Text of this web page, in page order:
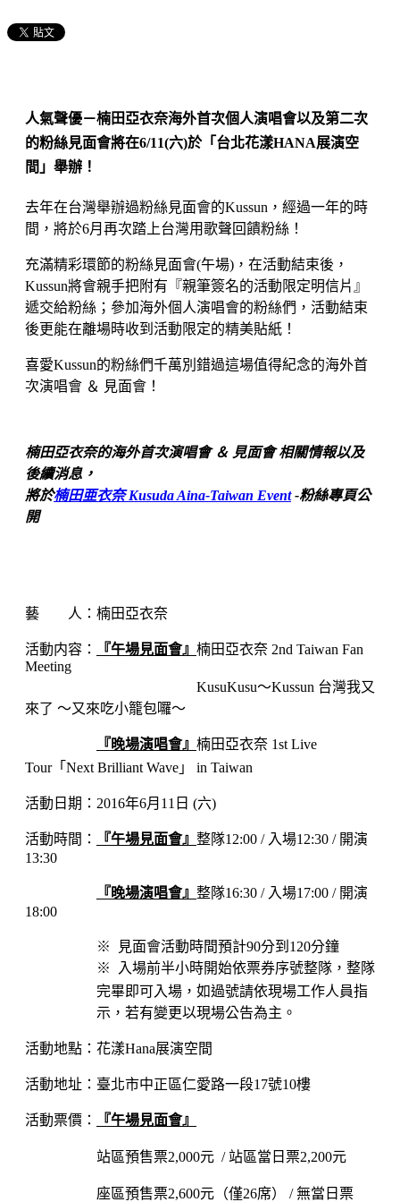
人氣聲優－楠田亞衣奈海外首次個人演唱會以及第二次
的粉絲見面會將在6/11(六)於「台北花漾HANA展演空
間」舉辦！
去年在台灣舉辦過粉絲見面會的Kussun，經過一年的時
間，將於6月再次踏上台灣用歌聲回饋粉絲！
充滿精彩環節的粉絲見面會(午場)，在活動結束後，
Kussun將會親手把附有『親筆簽名的活動限定明信片』
遞交給粉絲；參加海外個人演唱會的粉絲們，活動結束
後更能在離場時收到活動限定的精美貼紙！
喜愛Kussun的粉絲們千萬別錯過這場值得紀念的海外首
次演唱會 ＆ 見面會！
楠田亞衣奈的海外首次演唱會 ＆ 見面會​ 相關情報以及
後續消息，​
將於楠田亜衣奈 Kusuda Aina-Taiwan Event-粉絲專頁公
開
藝 人：楠田亞衣奈
活動内容： 『午場見面會』 楠田亞衣奈 2nd Taiwan Fan
Meeting
KusuKusu～Kussun 台灣我又
來了 ～又來吃小籠包囉～
『晚場演唱會』 楠田亞衣奈 1st Live
Tour「Next Brilliant Wave」 in Taiwan
活動日期：2016年6月11日 (六)
活動時間： 『午場見面會』 整隊12:00 / 入場12:30 / 開演
13:30
『晚場演唱會』 整隊16:30 / 入場17:00 / 開演
18:00
※ 見面會活動時間預計90分到120分鐘
※
入場前半小時開始依票券序號整隊，整隊
完畢即可入場，如過號請依現場工作人員指
示，若有變更以現場公告為主。
活動地點：花漾Hana展演空間
活動地址：臺北市中正區仁愛路一段17號10樓
活動票價： 『午場見面會』
站區預售票2,000元 / 站區當日票2,200元
座區預售票2,600元（僅26席） / 無當日票